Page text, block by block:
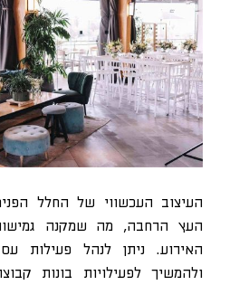
העיצוב העכשווי של החלל
העץ הרחבה, מה שמקנה
האירוע. ניתן לנהל פעילות
ולהמשיך לפעילויות בונות